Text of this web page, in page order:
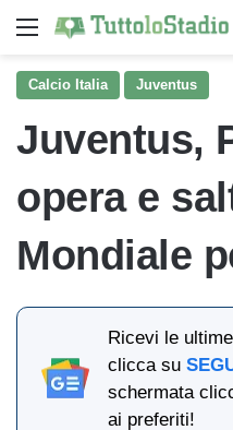
Menu
Calcio Italia Juventus
Juventus,
opera e
Mondiale
Ricevi le
clicca su
schermata
ai preferiti!